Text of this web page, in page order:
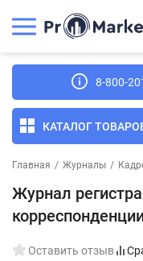
8-800-
КАТАЛОГ
Главная / Журналы /
Журнал
Оставить отзыв